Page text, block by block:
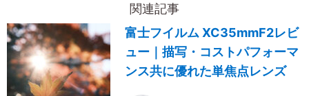
関連記事
富士フイルム XC35mmF2レビ
ュー｜描写・コストパフォーマ
ンス共に優れた単焦点レンズ